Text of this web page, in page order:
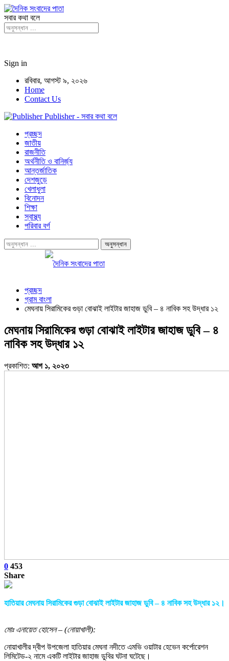
সবার কথা বলে
Sign in
রবিবার, আগস্ট ৯, ২০২৬
Home
Contact Us
Publisher - সবার কথা বলে
প্রচ্ছদ
জাতীয়
রাজনীতি
অর্থনীতি ও বানির্জ্য
আন্তর্জাতিক
দেশজুড়ে
খেলাধুলা
বিনোদন
শিক্ষা
স্বাস্থ্য
পরিবার বর্গ
প্রচ্ছদ
গ্রাম বাংলা
মেঘনায় সিরামিকের গুড়া বোঝাই লাইটার জাহাজ ডুবি – ৪ নাবিক সহ উদ্ধার ১২
মেঘনায় সিরামিকের গুড়া বোঝাই লাইটার জাহাজ ডুবি – ৪
নাবিক সহ উদ্ধার ১২
প্রকাশিত: আগ ১, ২০২৩
0 453
Share
হাতিয়ার মেঘনায় সিরামিকের গুড়া বোঝাই লাইটার জাহাজ ডুবি – ৪ নাবিক সহ উদ্ধার ১২।
মোঃ এনায়েত হোসেন – (নোয়াখালী):
নোয়াখালীর দ্বীপ উপজেলা হাতিয়ার মেঘনা নদীতে এমভি ওয়াটার হেভেন কর্পোরেশন
লিমিটেড-২ নামে একটি লাইটার জাহাজ ডুবির ঘটনা ঘটেছে।